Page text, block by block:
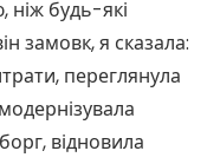
ніж будь-які
замовк, я сказала:
переглянула
відновила